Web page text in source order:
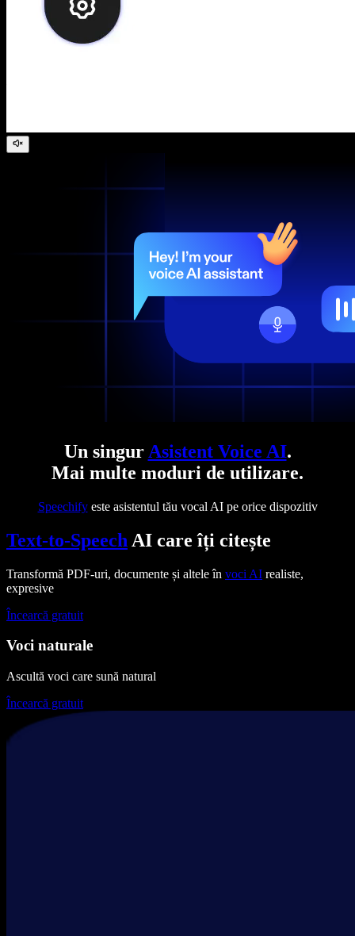
Un singur Asistent Voice AI.
Mai multe moduri de utilizare.
Speechifyeste asistentul tău vocal AI pe orice dispozitiv
Text-to-Speech AI care îți citește
Transformă PDF-uri, documente și altele în voci AI realiste,
expresive
Încearcă gratuit
Voci naturale
Ascultă voci care sună natural
Încearcă gratuit